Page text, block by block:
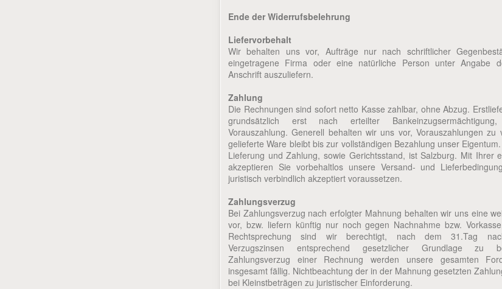
Ende der Widerrufsbelehrung
Liefervorbehalt
Wir behalten uns vor, Aufträge nur nach schriftlicher
eingetragene Firma oder eine natürliche Person unter Angabe
Anschrift auszuliefern.
Zahlung
Die Rechnungen sind sofort netto Kasse zahlbar, ohne Abzug.
grundsätzlich erst nach erteilter
Vorauszahlung. Generell behalten wir uns vor, Vorauszahlungen zu
gelieferte Ware bleibt bis zur vollständigen Bezahlung unser
Lieferung und Zahlung, sowie Gerichtsstand, ist Salzburg. Mit Ihrer
akzeptieren Sie vorbehaltlos unsere Versand- und
juristisch verbindlich akzeptiert voraussetzen.
Zahlungsverzug
Bei Zahlungsverzug nach erfolgter Mahnung behalten wir uns eine
vor, bzw. liefern künftig nur noch gegen Nachnahme bzw.
Rechtsprechung sind wir berechtigt, nach dem 31.Tag
Verzugszinsen entsprechend gesetzlicher Grundlage zu
Zahlungsverzug einer Rechnung werden unsere gesamten
insgesamt fällig. Nichtbeachtung der in der Mahnung gesetzten
bei Kleinstbeträgen zu juristischer Einforderung.